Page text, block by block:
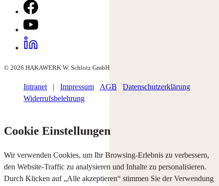
© 2026 HAKAWERK W. Schlotz GmbH
Intranet | Impressum AGB
Datenschutzerklärung
Widerrufsbelehrung
Cookie Einstellungen
Wir verwenden Cookies, um Ihr Browsing-Erlebnis zu verbessern,
den Website-Traffic zu analysieren und Inhalte zu personalisieren.
Durch Klicken auf „Alle akzeptieren“ stimmen Sie der Verwendung